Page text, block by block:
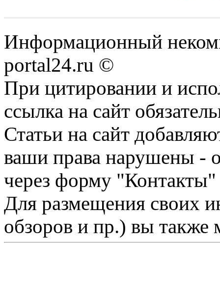
Информационный
portal24.ru ©
При цитировании и
ссылка на сайт
Статьи на сайт
ваши права нарушены -
через форму "Контакты"
Для размещения своих
обзоров и пр.) вы также